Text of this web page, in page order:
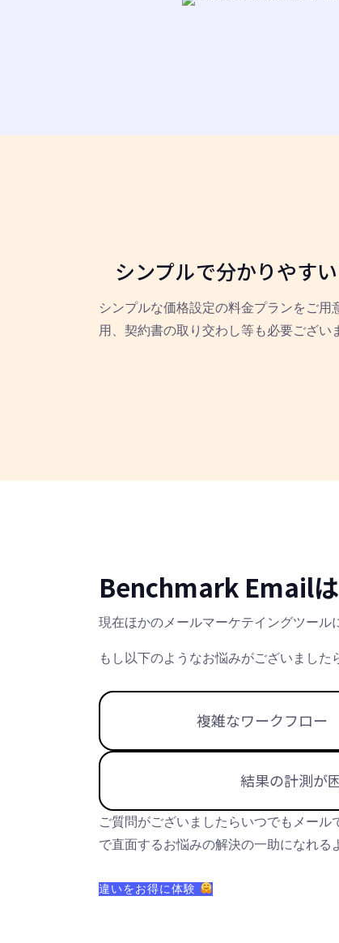
シンプルで分かりやす
シンプルな価格設定の料金プランをご
用、契約書の取り交わし等も必要ござい
Benchmark Email
現在ほかのメールマーケテイングツール
もし以下のようなお悩みがございました
複雑なワークフロー
結果の計測が
ご質問がございましたらいつでもメー
で直面するお悩みの解決の一助になれる
違いをお得に体験